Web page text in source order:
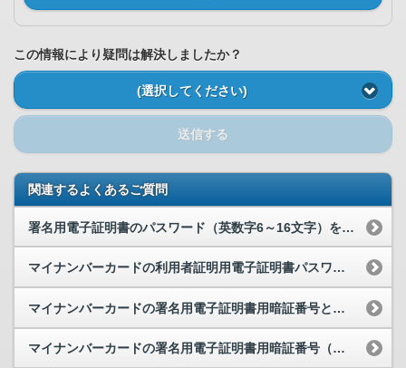
この情報により疑問は解決しましたか？
(選択してください)
送信する
関連するよくあるご質問
署名用電子証明書のパスワード（英数字6～16文字）を入力する時に、アルファベット（英字）を小文...
マイナンバーカードの利用者証明用電子証明書パスワードとは何でしょうか。マイナポータルにログイン...
マイナンバーカードの署名用電子証明書用暗証番号とは何でしょうか。
マイナンバーカードの署名用電子証明書用暗証番号（英数字6～16文字）を忘れてしまいました。どう...